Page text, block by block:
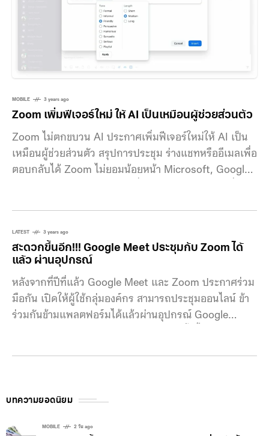
ปลอดภัยของการประชุมผ่านสื่ออิเล็กทรอนิกส์ พ.ศ.2563
MOBILE 3 years ago
Zoom เพิ่มฟีเจอร์ใหม่ ให้ AI เป็นเหมือนผู้ช่วยส่วนตัว
Zoom ไม่ตกขบวน AI ประกาศเพิ่มฟีเจอร์ใหม่ให้ AI เป็น
เหมือนผู้ช่วยส่วนตัว สรุปการประชุม ร่างแชทหรืออีเมลเพื่อ
ตอบกลับได้ Zoom ไม่ยอมน้อยหน้า Microsoft, Google
ตอบกลับ หลังจากที่ OpenAI เปิดตัว
LATEST 3 years ago
สะดวกขึ้นอีก!!! Google Meet ประชุมกับ Zoom ได้
แล้ว ผ่านอุปกรณ์
หลังจากที่ปีที่แล้ว Google Meet และ Zoom ประกาศร่วม
มือกัน เปิดให้ผู้ใช้กลุ่มองค์กร สามารถประชุมออนไลน์ ข้า
ร่วมกันข้ามแพลตฟอร์มได้แล้วผ่านอุปกรณ์ Google
หรือร่วมประชุม Google Meet ผ่าน Zoom Rooms ข้อดีก็
บทความยอดนิยม
MOBILE 2 วัน ago